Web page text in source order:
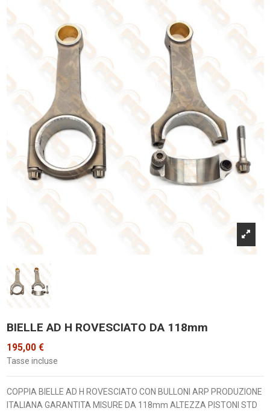
BIELLE AD H ROVESCIATO DA 118mm
195,00 €
Tasse incluse
COPPIA BIELLE AD H ROVESCIATO CON BULLONI ARP PRODUZIONE
ITALIANA GARANTITA MISURE DA 118mm ALTEZZA PISTONI STD